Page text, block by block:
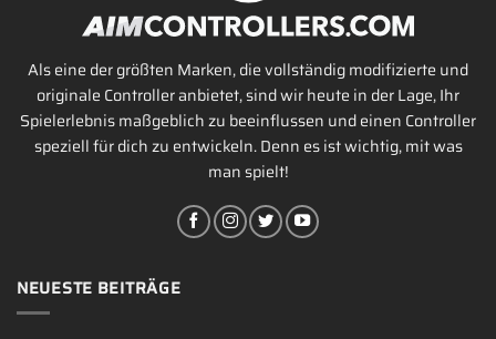
Als eine der größten Marken, die vollständig modifizierte und
originale Controller anbietet, sind wir heute in der Lage, Ihr
Spielerlebnis maßgeblich zu beeinflussen und einen Controller
speziell für dich zu entwickeln. Denn es ist wichtig, mit was
man spielt!
NEUESTE BEITRÄGE